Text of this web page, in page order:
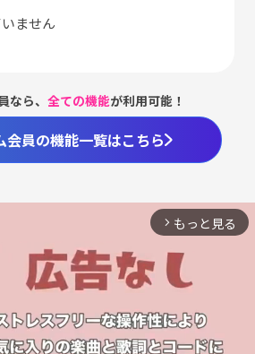
ません
なら、全ての機能が利用可能！
会員の機能一覧はこちら
arrow_forward_ios もっと見る